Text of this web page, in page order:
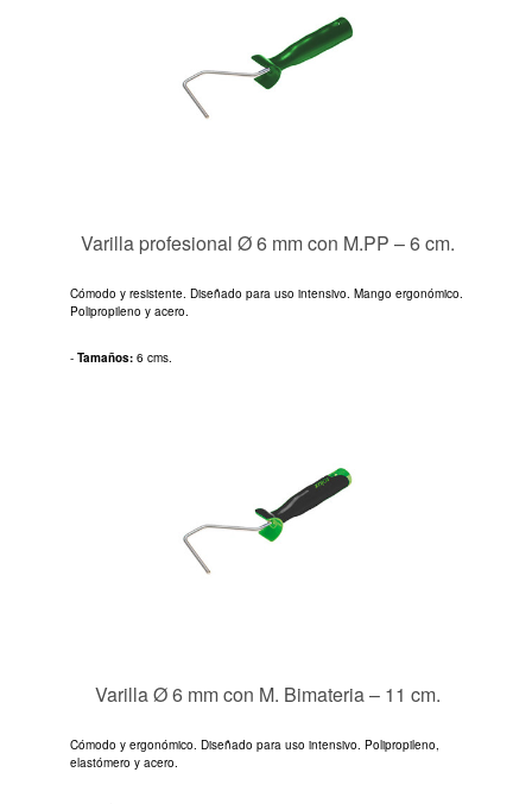
Varilla profesional Ø 6 mm con M.PP – 6 cm.
Cómodo y resistente. Diseñado para uso intensivo. Mango ergonómico.
Polipropileno y acero.
- Tamaños: 6 cms.
Varilla Ø 6 mm con M. Bimateria – 11 cm.
Cómodo y ergonómico. Diseñado para uso intensivo. Polipropileno,
elastómero y acero.